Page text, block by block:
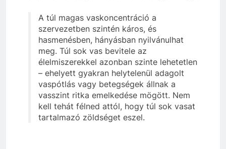
A túl magas vaskoncentráció a
szervezetben szintén káros, és
hasmenésben, hányásban nyilvánulhat
meg. Túl sok vas bevitele az
élelmiszerekkel azonban szinte lehetetlen
– ehelyett gyakran helytelenül adagolt
vaspótlás vagy betegségek állnak a
vasszint ritka emelkedése mögött. Nem
kell tehát félned attól, hogy túl sok vasat
tartalmazó zöldséget eszel.